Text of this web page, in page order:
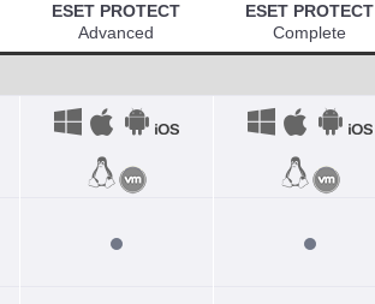
ESET PROTECT
Advanced
ESET PROTECT
Complete